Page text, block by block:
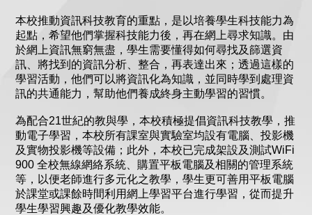
本校推動資訊科技教育的重點，是以培養學生科技能力為
起點，希望他們掌握科技能力後，再在網上尋求知識。由
於網上資訊無窮無盡，學生需要懂得如何尋找及篩選資
訊、將找到的資訊分析、整合，再表達出來；透過這樣的
學習活動，他們可以將資訊化為知識，並同時學到處理資
訊的共通能力，幫助他們養成終身主動學習的習慣。
為配合21世紀的教與學，本校積極提倡資訊科技教學，推
動電子學習，本校所有課室與實驗室均設有電腦、投影機
及實物投影機等設備；此外，本校已完成架設及測試WiFi
900 全校無線網絡系統、購置平板電腦及相關的管理系統
等，以便老師進行多元化之教學，學生更可善用平板電腦
於課堂或課餘時間利用網上學習平台進行學習，從而提升
學生學習興趣及優化教學效能。